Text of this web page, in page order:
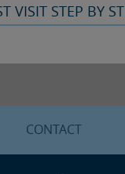
VISIT STEP BY
CONTACT